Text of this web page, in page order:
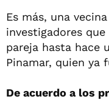
Es más, una
investigadores
pareja hasta hace
Pinamar, quien ya
De acuerdo a los